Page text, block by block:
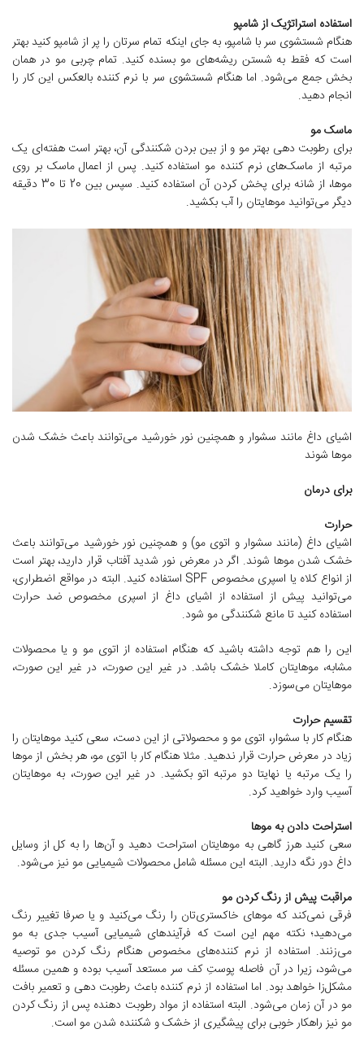
استفاده استراتژیک از شامپو
هنگام شستشوی سر با شامپو، به جای اینکه تمام سرتان را پر از شامپو کنید بهتر
است که فقط به شستن ریشه‌های مو بسنده کنید. تمام چربی مو در همان
بخش جمع می‌شود. اما هنگام شستشوی سر با نرم کننده بالعکس این کار را
انجام دهید.
ماسک مو
برای رطوبت دهی بهتر مو و از بین بردن شکنندگی آن، بهتر است هفته‌ای یک
مرتبه از ماسک‌های نرم کننده مو استفاده کنید. پس از اعمال ماسک بر روی
موها، از شانه برای پخش کردن آن استفاده کنید. سپس بین 20 تا 30 دقیقه
دیگر می‌توانید موهایتان را آب بکشید.
اشیای داغ مانند سشوار و همچنین نور خورشید می‌توانند باعث خشک شدن
موها شوند
برای درمان
حرارت
اشیای داغ (مانند سشوار و اتوی مو) و همچنین نور خورشید می‌توانند باعث
خشک شدن موها شوند. اگر در معرض نور شدید آفتاب قرار دارید، بهتر است
از انواع کلاه یا اسپری مخصوص SPF استفاده کنید. البته در مواقع اضطراری،
می‌توانید پیش از استفاده از اشیای داغ از اسپری مخصوص ضد حرارت
استفاده کنید تا مانع شکنندگی مو شود.
این را هم توجه داشته باشید که هنگام استفاده از اتوی مو و یا محصولات
مشابه، موهایتان کاملا خشک باشد. در غیر این صورت، در غیر این صورت،
موهایتان می‌سوزد.
تقسیم حرارت
هنگام کار با سشوار، اتوی مو و محصولاتی از این دست، سعی کنید موهایتان را
زیاد در معرض حرارت قرار ندهید. مثلا هنگام کار با اتوی مو، هر بخش از موها
را یک مرتبه یا نهایتا دو مرتبه اتو بکشید. در غیر این صورت، به موهایتان
آسیب وارد خواهید کرد.
استراحت دادن به موها
سعی کنید هرز گاهی به موهایتان استراحت دهید و آن‌ها را به کل از وسایل
داغ دور نگه دارید. البته این مسئله شامل محصولات شیمیایی مو نیز می‌شود.
مراقبت پیش از رنگ کردن مو
فرقی نمی‌کند که موهای خاکستری‌تان را رنگ می‌کنید و یا صرفا تغییر رنگ
می‌دهید؛ نکته مهم این است که فرآیندهای شیمیایی آسیب جدی به مو
می‌زنند. استفاده از نرم کننده‌های مخصوص هنگام رنگ کردن مو توصیه
می‌شود، زیرا در آن فاصله پوستِ کف سر مستعد آسیب بوده و همین مسئله
مشکل‌زا خواهد بود. اما استفاده از نرم کننده باعث رطوبت دهی و تعمیر بافت
مو در آن زمان می‌شود. البته استفاده از مواد رطوبت دهنده پس از رنگ کردن
مو نیز راهکار خوبی برای پیشگیری از خشک و شکننده شدن مو است.